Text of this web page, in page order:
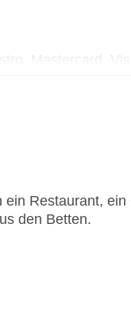
Restaurant,
den Betten.